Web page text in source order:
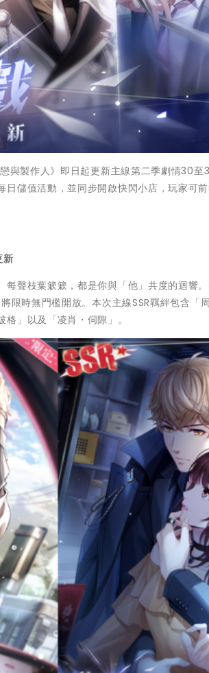
製作人》即日起更新主線第二季劇情30至
儲值活動，並同步開啟快閃小店，玩家可
新
聲枝葉簌簌，都是你與「他」共度的迴響
限時無門檻開放。本次主線SSR羈絆包含「
」以及「凌肖・伺隙」。